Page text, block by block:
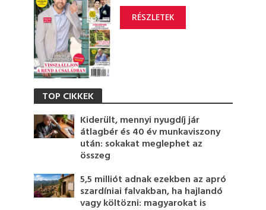
RÉSZLETEK
TOP CIKKEK
Kiderült, mennyi nyugdíj jár
átlagbér és 40 év munkaviszony
után: sokakat meglephet az
összeg
5,5 milliót adnak ezekben az apró
szardíniai falvakban, ha hajlandó
vagy költözni: magyarokat is